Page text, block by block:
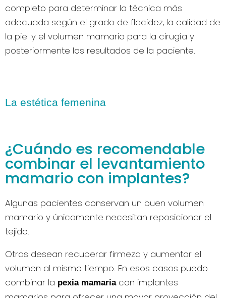
completo para determinar la técnica más
adecuada según el grado de flacidez, la calidad de
la piel y el volumen mamario para la cirugía y
posteriormente los resultados de la paciente.
La estética femenina
¿Cuándo es recomendable
combinar el levantamiento
mamario con implantes?
Algunas pacientes conservan un buen volumen
mamario y únicamente necesitan reposicionar el
tejido.
Otras desean recuperar firmeza y aumentar el
volumen al mismo tiempo. En esos casos puedo
combinar la pexia mamariacon implantes